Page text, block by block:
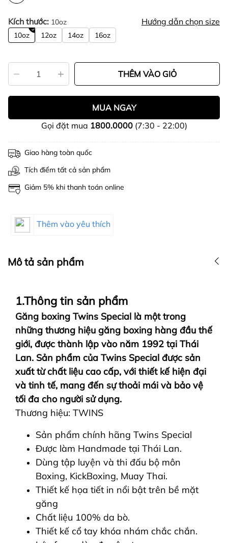
Kích thước: 10oz Hướng dẫn chọn size
10oz 12oz 14oz 16oz
THÊM VÀO GIỎ
MUA NGAY
Gọi đặt mua 1800.0000(7:30 - 22:00)
Giao hàng toàn quốc
Tích điểm tất cả sản phẩm
Giảm 5% khi thanh toán online
Thêm vào yêu thích
Mô tả sản phẩm
1.Thông tin sản phẩm
Găng boxing Twins Special là một trong
những thương hiệu găng boxing hàng đầu thế
giới, được thành lập vào năm 1992 tại Thái
Lan. Sản phẩm của Twins Special được sản
xuất từ chất liệu cao cấp, với thiết kế hiện đại
và tinh tế, mang đến sự thoải mái và bảo vệ
tối đa cho người sử dụng.
Thương hiệu: TWINS
Sản phẩm chính hãng Twins Special
Được làm Handmade tại Thái Lan.
Dùng tập luyện và thi đấu bộ môn
Boxing, KickBoxing, Muay Thai.
Thiết kế họa tiết in nổi bật trên bề mặt
găng
Chất liệu 100% da bò.
Thiết kế cổ tay khóa nhám chắc chắn.